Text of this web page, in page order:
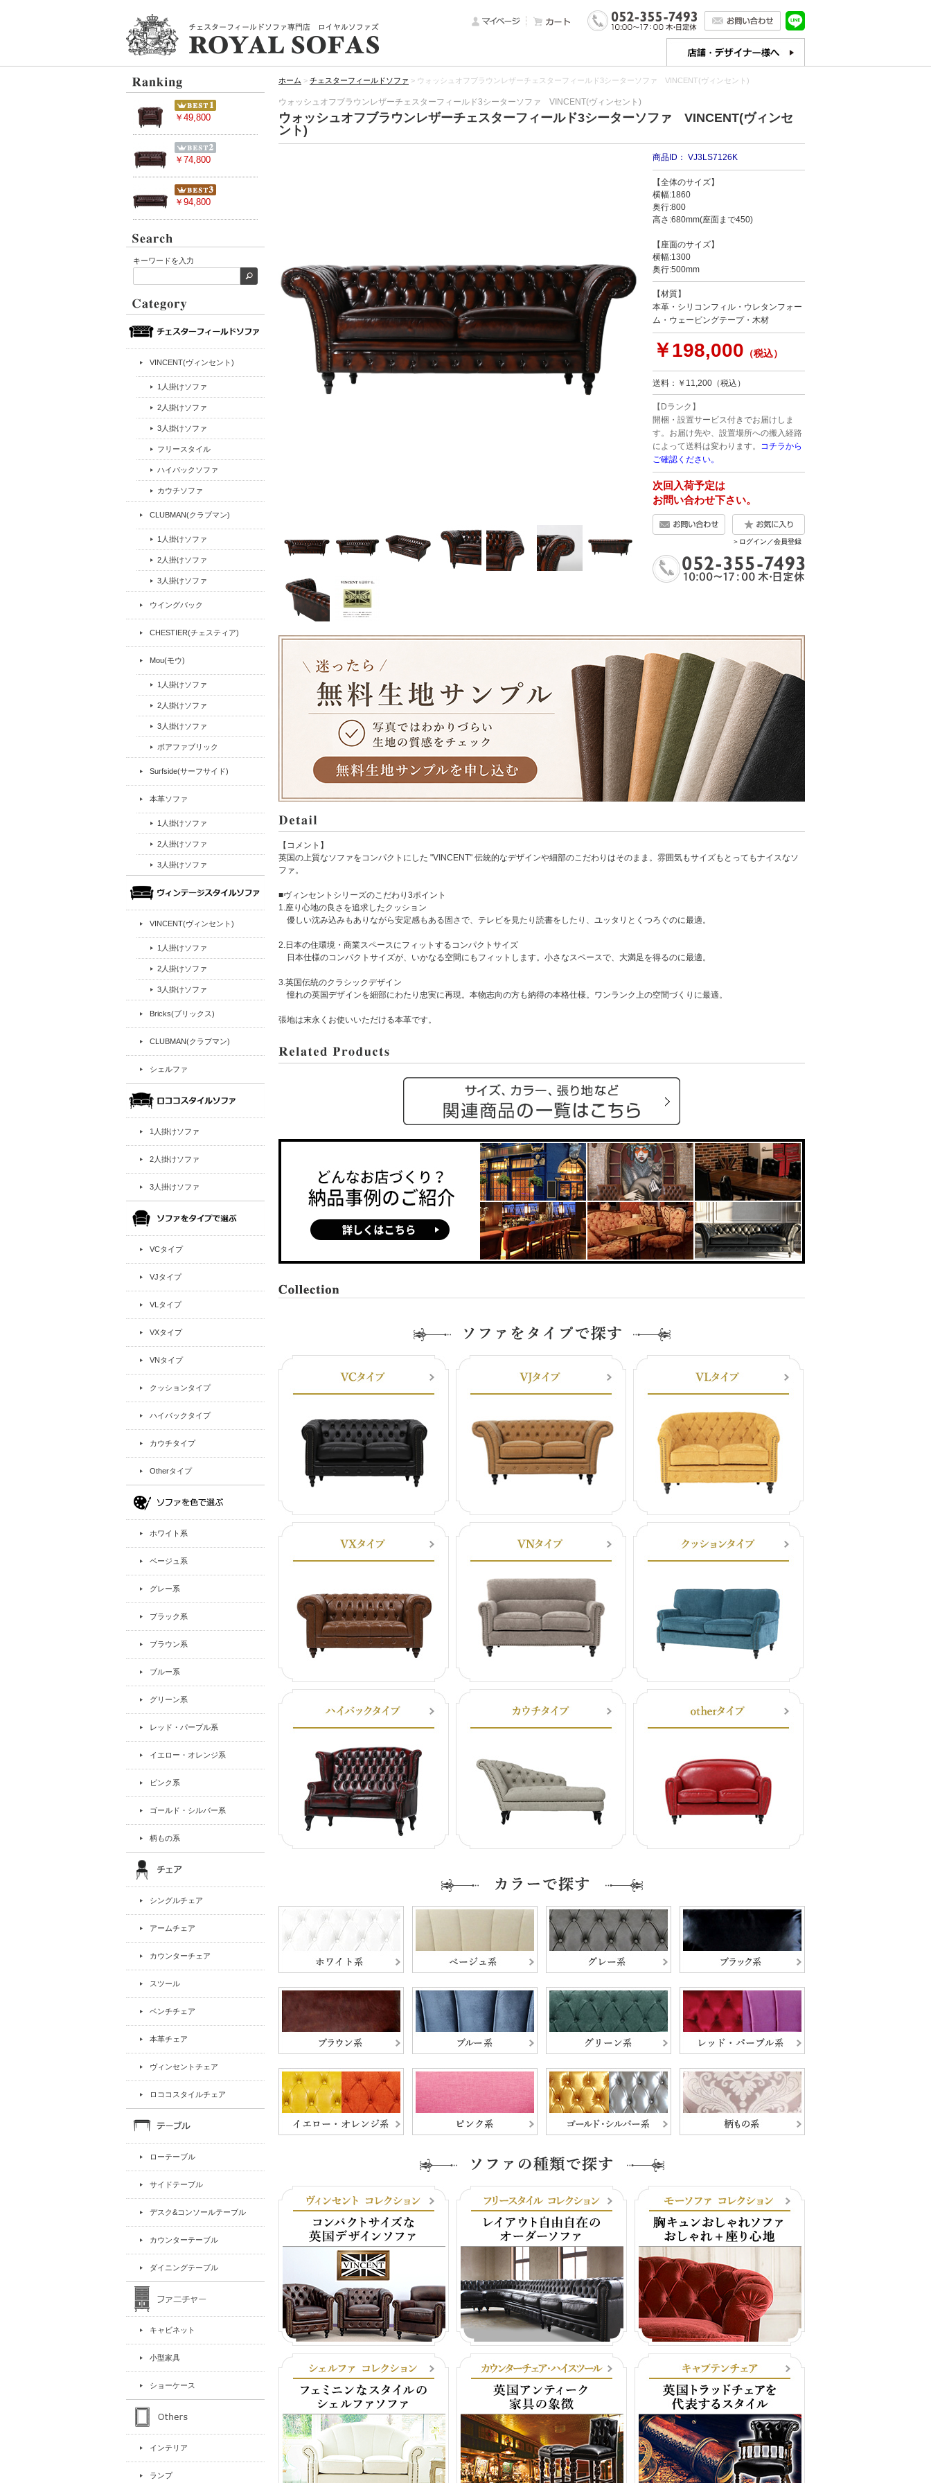
￥49,800
￥74,800
￥94,800
キーワードを入力
VINCENT(ヴィンセント)
1人掛けソファ
2人掛けソファ
3人掛けソファ
フリースタイル
ハイバックソファ
カウチソファ
CLUBMAN(クラブマン)
1人掛けソファ
2人掛けソファ
3人掛けソファ
ウイングバック
CHESTIER(チェスティア)
Mou(モウ)
1人掛けソファ
2人掛けソファ
3人掛けソファ
ボアファブリック
Surfside(サーフサイド)
本革ソファ
1人掛けソファ
2人掛けソファ
3人掛けソファ
VINCENT(ヴィンセント)
1人掛けソファ
2人掛けソファ
3人掛けソファ
Bricks(ブリックス)
CLUBMAN(クラブマン)
シェルファ
1人掛けソファ
2人掛けソファ
3人掛けソファ
VCタイプ
VJタイプ
VLタイプ
VXタイプ
VNタイプ
クッションタイプ
ハイバックタイプ
カウチタイプ
Otherタイプ
ホワイト系
ベージュ系
グレー系
ブラック系
ブラウン系
ブルー系
グリーン系
レッド・パープル系
イエロー・オレンジ系
ピンク系
ゴールド・シルバー系
柄もの系
シングルチェア
アームチェア
カウンターチェア
スツール
ベンチチェア
本革チェア
ヴィンセントチェア
ロココスタイルチェア
ローテーブル
サイドテーブル
デスク&コンソールテーブル
カウンターテーブル
ダイニングテーブル
キャビネット
小型家具
ショーケース
インテリア
ランプ
ホーム > チェスターフィールドソファ > ウォッシュオフブラウンレザーチェスターフィールド3シーターソファ VINCENT(ヴィンセント)
ウォッシュオフブラウンレザーチェスターフィールド3シーターソファ VINCENT(ヴィンセント)
ウォッシュオフブラウンレザーチェスターフィールド3シーターソファ VINCENT(ヴィンセ
ント)
商品ID： VJ3LS7126K
【全体のサイズ】
横幅:1860
奥行:800
高さ:680mm(座面まで450)
【座面のサイズ】
横幅:1300
奥行:500mm
【材質】
本革・シリコンフィル・ウレタンフォー
ム・ウェービングテープ・木材
￥198,000 （税込）
送料：￥11,200（税込）
【Dランク】
開梱・設置サービス付きでお届けしま
す。お届け先や、設置場所への搬入経路
によって送料は変わります。 コチラから
ご確認ください。
次回入荷予定は
お問い合わせ下さい。
＞ログイン／会員登録
【コメント】
英国の上質なソファをコンパクトにした "VINCENT" 伝統的なデザインや細部のこだわりはそのまま。雰囲気もサイズもとってもナイスなソ
ファ。
■ヴィンセントシリーズのこだわり3ポイント
1.座り心地の良さを追求したクッション
優しい沈み込みもありながら安定感もある固さで、テレビを見たり読書をしたり、ユッタリとくつろぐのに最適。
2.日本の住環境・商業スペースにフィットするコンパクトサイズ
日本仕様のコンパクトサイズが、いかなる空間にもフィットします。小さなスペースで、大満足を得るのに最適。
3.英国伝統のクラシックデザイン
憧れの英国デザインを細部にわたり忠実に再現。本物志向の方も納得の本格仕様。ワンランク上の空間づくりに最適。
張地は末永くお使いいただける本革です。